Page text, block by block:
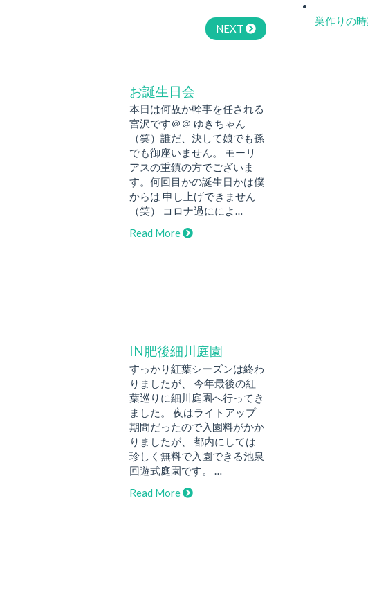
NEXT
お誕生日会
本日は何故か幹事を任される
宮沢です＠＠ ゆきちゃん
（笑）誰だ、決して娘でも孫
でも御座いません。 モーリ
アスの重鎮の方でございま
す。何回目かの誕生日かは僕
からは 申し上げできません
（笑） コロナ過にによ…
Read More
IN肥後細川庭園
すっかり紅葉シーズンは終わ
りましたが、 今年最後の紅
葉巡りに細川庭園へ行ってき
ました。 夜はライトアップ
期間だったので入園料がかか
りましたが、 都内にしては
珍しく無料で入園できる池泉
回遊式庭園です。 …
Read More
巣作りの